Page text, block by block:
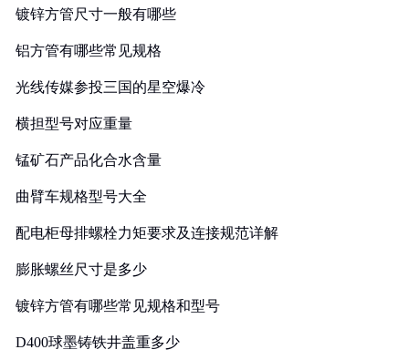
镀锌方管尺寸一般有哪些
铝方管有哪些常见规格
光线传媒参投三国的星空爆冷
横担型号对应重量
锰矿石产品化合水含量
曲臂车规格型号大全
配电柜母排螺栓力矩要求及连接规范详解
膨胀螺丝尺寸是多少
镀锌方管有哪些常见规格和型号
D400球墨铸铁井盖重多少